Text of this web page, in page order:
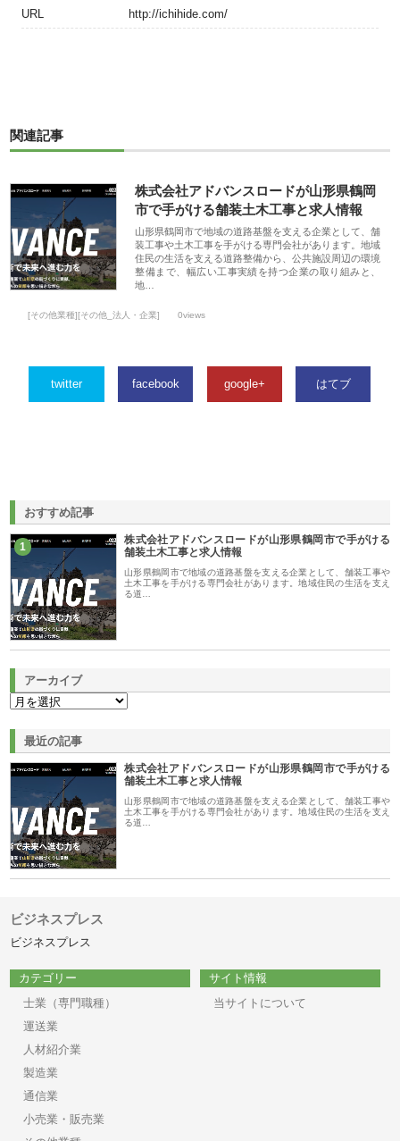
URL http://ichihide.com/
関連記事
株式会社アドバンスロードが山形県鶴岡
市で手がける舗装土木工事と求人情報
山形県鶴岡市で地域の道路基盤を支える企業として、舗
装工事や土木工事を手がける専門会社があります。地域
住民の生活を支える道路整備から、公共施設周辺の環境
整備まで、幅広い工事実績を持つ企業の取り組みと、
地…
[その他業種][その他_法人・企業] 0views
twitter facebook google+ はてブ
おすすめ記事
1
株式会社アドバンスロードが山形県鶴岡市で手がける
舗装土木工事と求人情報
山形県鶴岡市で地域の道路基盤を支える企業として、舗装工事や
土木工事を手がける専門会社があります。地域住民の生活を支え
る道…
アーカイブ
最近の記事
株式会社アドバンスロードが山形県鶴岡市で手がける
舗装土木工事と求人情報
山形県鶴岡市で地域の道路基盤を支える企業として、舗装工事や
土木工事を手がける専門会社があります。地域住民の生活を支え
る道…
ビジネスプレス
ビジネスプレス
カテゴリー
士業（専門職種）
運送業
人材紹介業
製造業
通信業
小売業・販売業
サイト情報
当サイトについて